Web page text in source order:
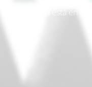
Esta página está en